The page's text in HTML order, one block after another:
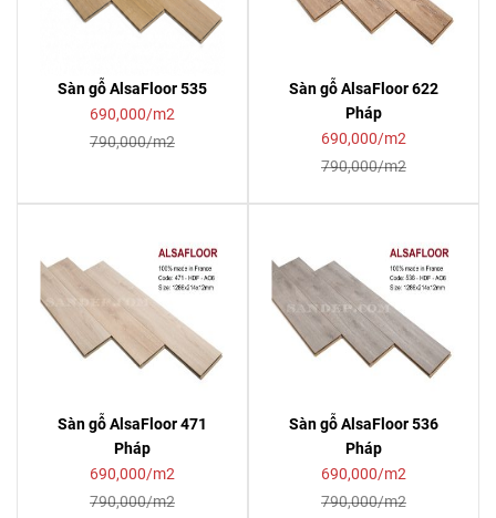
Sàn gỗ AlsaFloor 535
690,000/m2
790,000/m2
Sàn gỗ AlsaFloor 622
Pháp
690,000/m2
790,000/m2
Sàn gỗ AlsaFloor 471
Pháp
690,000/m2
790,000/m2
Sàn gỗ AlsaFloor 536
Pháp
690,000/m2
790,000/m2